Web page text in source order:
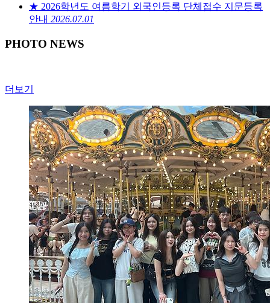
★ 2026학년도 여름학기 외국인등록 단체접수 지문등록
안내 2026.07.01
PHOTO NEWS
더보기